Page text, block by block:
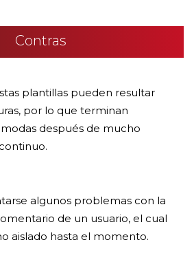
Contras
plantillas pueden resultar
por lo que terminan
después de mucho
algunos problemas con la
de un usuario, el cual
aislado hasta el momento.